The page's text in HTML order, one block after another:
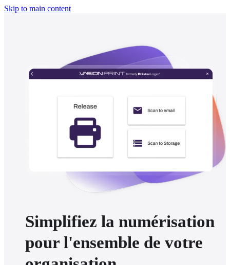
Skip to main content
Simplifiez la numérisation
pour l'ensemble de votre